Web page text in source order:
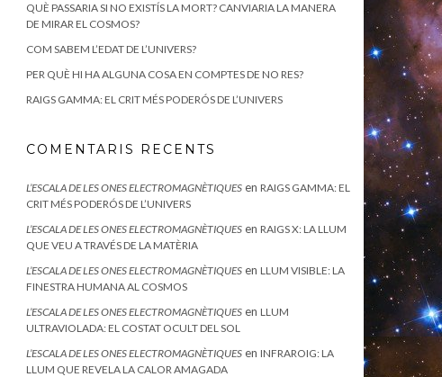
QUÈ PASSARIA SI NO EXISTÍS LA MORT? CANVIARIA LA MANERA
DE MIRAR EL COSMOS?
COM SABEM L’EDAT DE L’UNIVERS?
PER QUÈ HI HA ALGUNA COSA EN COMPTES DE NO RES?
RAIGS GAMMA: EL CRIT MÉS PODERÓS DE L’UNIVERS
COMENTARIS RECENTS
L’ESCALA DE LES ONES ELECTROMAGNÈTIQUES en RAIGS GAMMA: EL
CRIT MÉS PODERÓS DE L’UNIVERS
L’ESCALA DE LES ONES ELECTROMAGNÈTIQUES en RAIGS X: LA LLUM
QUE VEU A TRAVÉS DE LA MATÈRIA
L’ESCALA DE LES ONES ELECTROMAGNÈTIQUES en LLUM VISIBLE: LA
FINESTRA HUMANA AL COSMOS
L’ESCALA DE LES ONES ELECTROMAGNÈTIQUES en LLUM
ULTRAVIOLADA: EL COSTAT OCULT DEL SOL
L’ESCALA DE LES ONES ELECTROMAGNÈTIQUES en INFRAROIG: LA
LLUM QUE REVELA LA CALOR AMAGADA